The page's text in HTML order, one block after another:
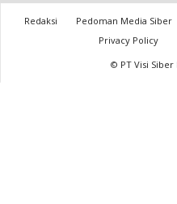
Redaksi Pedoman Media Siber
Privacy Policy
© PT Visi Siber